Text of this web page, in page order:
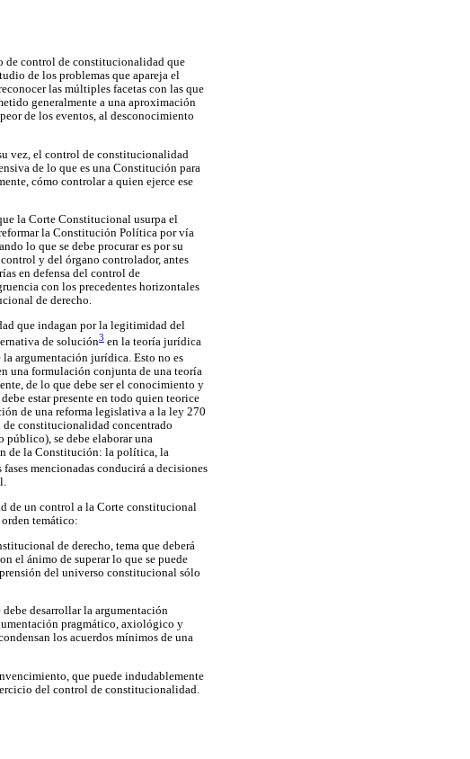
de control de constitucionalidad que
de los problemas que apareja el
las múltiples facetas con las que
generalmente a una aproximación
de los eventos, al desconocimiento
vez, el control de constitucionalidad
de lo que es una Constitución para
cómo controlar a quien ejerce ese
la Corte Constitucional usurpa el
la Constitución Política por vía
lo que se debe procurar es por su
y del órgano controlador, antes
en defensa del control de
con los precedentes horizontales
de derecho.
que indagan por la legitimidad del
de solución3 en la teoría jurídica
la argumentación jurídica. Esto no es
una formulación conjunta de una teoría
de lo que debe ser el conocimiento y
estar presente en todo quien teorice
de una reforma legislativa a la ley 270
de constitucionalidad concentrado
se debe elaborar una
de la Constitución: la política, la
mencionadas conducirá a decisiones
de un control a la Corte constitucional
temático:
de derecho, tema que deberá
el ánimo de superar lo que se puede
del universo constitucional sólo
desarrollar la argumentación
pragmático, axiológico y
los acuerdos mínimos de una
que puede indudablemente
del control de constitucionalidad.